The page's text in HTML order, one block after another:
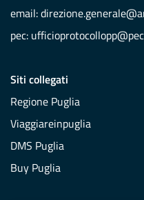
email:
pec:
Siti collegati
Regione Puglia
Viaggiareinpuglia
DMS Puglia
Buy Puglia